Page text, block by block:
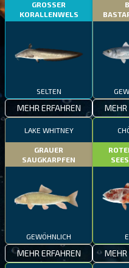
GROSSER
KORALLENWELS
SELTEN
MEHR ERFAHREN MEHR
LAKE WHITNEY
GRAUER
SAUGKARPFEN
GEWÖHNLICH
MEHR ERFAHREN MEHR